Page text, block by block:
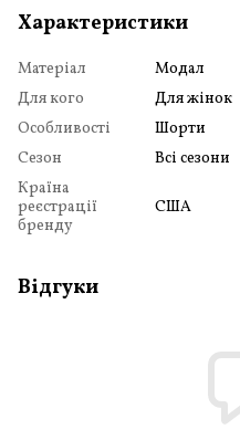
Характеристики
Матеріал
Модал
Для кого
Для жінок
Особливості
Шорти
Сезон
Всі сезони
Країна
реєстрації
бренду
США
Відгуки